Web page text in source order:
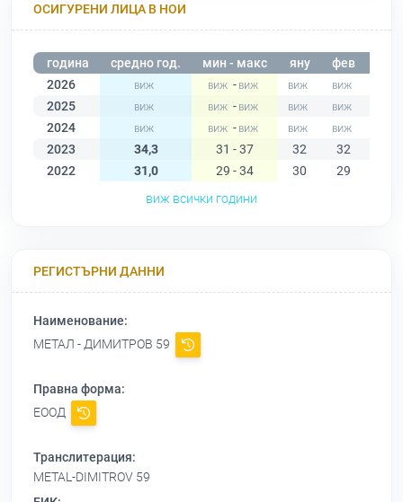
ОСИГУРЕНИ ЛИЦА В НОИ
година средно год. мин - макс яну фев
2026
-
2025
-
2024
-
2023
34,3 31 - 37 32 32
2022
31,0 29 - 34 30 29
виж всички години
РЕГИСТЪРНИ ДАННИ
Наименование:
МЕТАЛ - ДИМИТРОВ 59
Правна форма:
ЕООД
Транслитерация:
METAL-DIMITROV 59